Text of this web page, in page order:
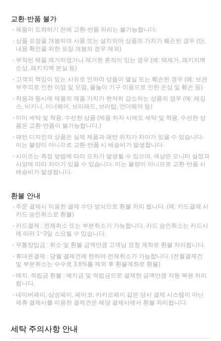
교환·반품 불가
제품이 도착하기 전에 교환·반품 처리는 불가능합니다.
상품 포장을 개봉하여 사용 또는 설치되어 상품의 가치가 훼손된 경우 (단,
내용 확인을 위한 포장 개봉의 경우 제외)
부착된 택을 제거하였거나 제거한 흔적이 있는 경우 (예: 택제거, 패키지백
손상, 패키지백 분실 등)
고객의 책임이 있는 사유로 인하여 상품이 멸실 또는 훼손된 경우 (예: 보관
부주의로 인한 이염 및 오염, 물놀이 기구 이용으로 인한 손상 및 훼손 등)
착용과 동시에 제품의 제품 가치가 현저히 감소하는 상품의 경우 (예: 레깅
스, 비키니, 이너웨어, 브라패드, 브라탑, 언더웨어 등)
이미 세탁 및 착용, 수선한 상품 (제품 하자 시에도 세탁 및 착용, 수선한 상
품은 교환·반품이 불가능합니다.)
패턴 디자인의 상품은 실제 제품과 패턴 위치가 차이가 있을 수 있습니다.
이는 불량이 아니므로 교환·반품 시 배송비가 발생합니다.
사이즈는 측정 방법에 따라 오차가 발생될 수 있으며, 색상은 모니터 설정과
사양에 따라 차이가 있을 수 있습니다. 이는 불량이 아니므로 교환·반품 시
배송비가 발생됩니다.
환불 안내
주문 결제시 이용한 결제 수단 방식으로 환불 처리 됩니다. (예: 카드결제 시
카드 승인취소로 환불)
카드결제 : 전체취소 또는 부분취소가 가능합니다. 카드 승인취소는 카드사
에 따라 1~3일 소요될 수 있습니다.
무통장입금 : 취소 및 환불 금액만큼 고객님 요청 계좌로 환불 처리됩니다.
휴대폰결제 : 당월 결제건에 한하여 전체취소가 가능합니다. (전월결제건
및 부분취소는 수수료 3.6%를 제외 후 환불계좌로 환불)
예치, 적립금 환불 : 예치금 및 적립금으로 결제한 금액만큼 자동 복원 처리
됩니다.
네이버페이, 삼성페이, 페이코, 카카오페이 같은 당사 결제 시스템이 아닌
제휴 결제사를 이용한 결제건은 해당 결제사에서 환불 처리됩니다.
세탁 주의사항 안내